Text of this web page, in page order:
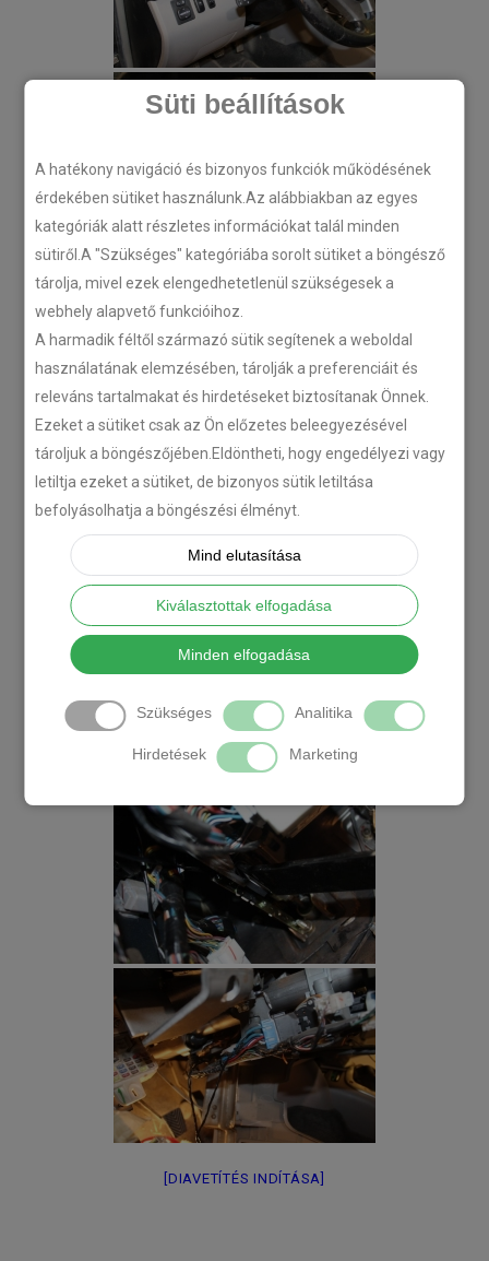
Süti beállítások
A hatékony navigáció és bizonyos funkciók működésének
érdekében sütiket használunk.Az alábbiakban az egyes
kategóriák alatt részletes információkat talál minden
sütiről.A "Szükséges" kategóriába sorolt sütiket a böngésző
tárolja, mivel ezek elengedhetetlenül szükségesek a
webhely alapvető funkcióihoz.
A harmadik féltől származó sütik segítenek a weboldal
használatának elemzésében, tárolják a preferenciáit és
releváns tartalmakat és hirdetéseket biztosítanak Önnek.
Ezeket a sütiket csak az Ön előzetes beleegyezésével
tároljuk a böngészőjében.Eldöntheti, hogy engedélyezi vagy
letiltja ezeket a sütiket, de bizonyos sütik letiltása
befolyásolhatja a böngészési élményt.
Mind elutasítása
Kiválasztottak elfogadása
Minden elfogadása
Szükséges Analitika
Hirdetések Marketing
[DIAVETÍTÉS INDÍTÁSA]